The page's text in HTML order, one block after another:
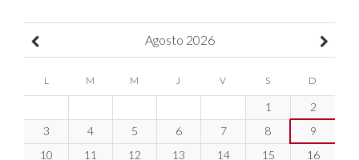
Agosto 2026
L M M J V S D
1
2
3
4 5 6 7 8
9
10
11 12 13 14 15
16